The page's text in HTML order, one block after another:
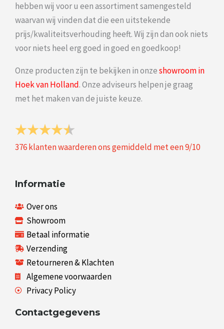
hebben wij voor u een assortiment samengesteld
waarvan wij vinden dat die een uitstekende
prijs/kwaliteitsverhouding heeft. Wij zijn dan ook niets
voor niets heel erg goed in goed en goedkoop!
Onze producten zijn te bekijken in onzeshowroom in
Hoek van Holland. Onze adviseurs helpen je graag
met het maken van de juiste keuze.
376klanten waarderen ons gemiddeld met een9/10
Informatie
Over ons
Showroom
Betaal informatie
Verzending
Retourneren & Klachten
Algemene voorwaarden
Privacy Policy
Contactgegevens